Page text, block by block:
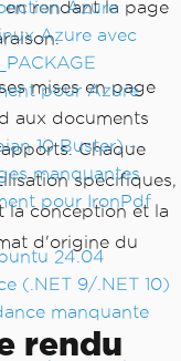
Azure
Azure avec
pour Azure
10 Buster) -
manquantes
pour IronPdf
24.04
(.NET 9/.NET 10)
manquante
en rendant la page
mises en page
aux documents
Chaque
spécifiques,
la conception et la
d'origine du
rendu